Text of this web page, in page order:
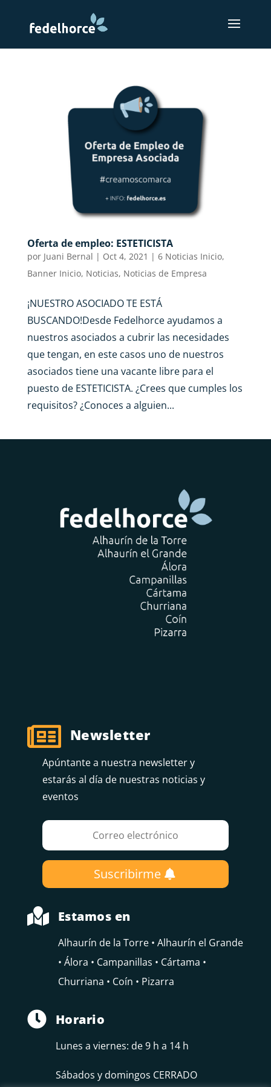
Oferta de empleo: ESTETICISTA
por Juani Bernal | Oct 4, 2021 | 6 Noticias Inicio,
Banner Inicio, Noticias, Noticias de Empresa
¡NUESTRO ASOCIADO TE ESTÁ
BUSCANDO!Desde Fedelhorce ayudamos a
nuestros asociados a cubrir las necesidades
que tengan, en este casos uno de nuestros
asociados tiene una vacante libre para el
puesto de ESTETICISTA. ¿Crees que cumples los
requisitos? ¿Conoces a alguien...
 Newsletter
Apúntante a nuestra newsletter y
estarás al día de nuestras noticias y
eventos
Suscribirme
 Estamos en
Alhaurín de la Torre • Alhaurín el Grande
• Álora • Campanillas • Cártama •
Churriana • Coín • Pizarra
 Horario
Lunes a viernes: de 9 h a 14 h
Sábados y domingos CERRADO